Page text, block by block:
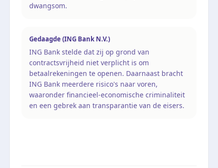
dwangsom.
Gedaagde (ING Bank N.V.)
ING Bank stelde dat zij op grond van
contractsvrijheid niet verplicht is om
betaalrekeningen te openen. Daarnaast bracht
ING Bank meerdere risico's naar voren,
waaronder financieel-economische criminaliteit
en een gebrek aan transparantie van de eisers.